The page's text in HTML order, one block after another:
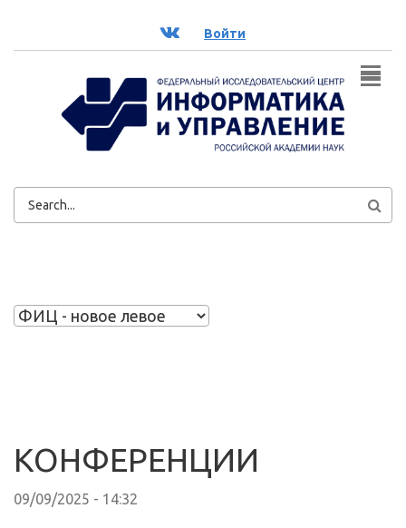
ВК Войти
ФОРМА
КОНФЕРЕНЦИИ
09/09/2025 - 14:32